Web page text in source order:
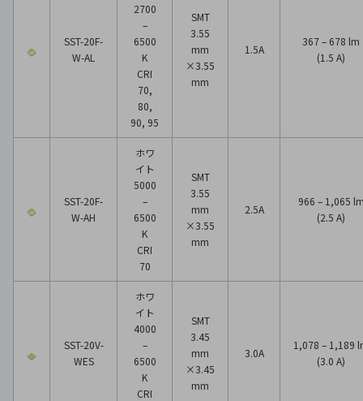
SST-20F-
W-AL
2700
–
6500
K
CRI
70,
80,
90, 95
SMT
3.55
mm
×3.55
mm
1.5A
367 – 678 lm
(1.5 A)
SST-20F-
W-AH
ホワ
イト
5000
–
6500
K
CRI
70
SMT
3.55
mm
×3.55
mm
2.5A
966 – 1,065
(2.5 A)
SST-20V-
WES
ホワ
イト
4000
–
6500
K
CRI
SMT
3.45
mm
×3.45
mm
3.0A
1,078 – 1,189
(3.0 A)